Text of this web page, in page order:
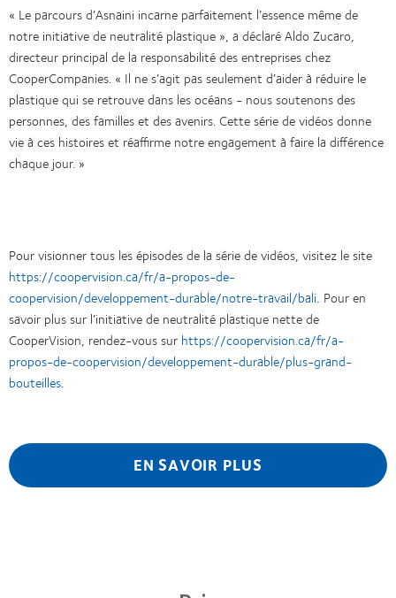
« Le parcours d’Asnaini incarne parfaitement l’essence même de
notre initiative de neutralité plastique », a déclaré Aldo Zucaro,
directeur principal de la responsabilité des entreprises chez
CooperCompanies. « Il ne s’agit pas seulement d’aider à réduire le
plastique qui se retrouve dans les océans - nous soutenons des
personnes, des familles et des avenirs. Cette série de vidéos donne
vie à ces histoires et réaffirme notre engagement à faire la différence
chaque jour. »
Pour visionner tous les épisodes de la série de vidéos, visitez le site
https://coopervision.ca/fr/a-propos-de-
coopervision/developpement-durable/notre-travail/bali. Pour en
savoir plus sur l’initiative de neutralité plastique nette de
CooperVision, rendez-vous sur https://coopervision.ca/fr/a-
propos-de-coopervision/developpement-durable/plus-grand-
bouteilles.
EN SAVOIR PLUS